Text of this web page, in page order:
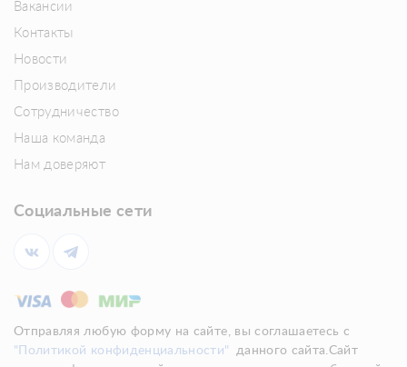
Вакансии
Контакты
Новости
Производители
Сотрудничество
Наша команда
Нам доверяют
Социальные сети
Отправляя любую форму на сайте, вы соглашаетесь с
"Политикой конфиденциальности"
данного сайта.Сайт